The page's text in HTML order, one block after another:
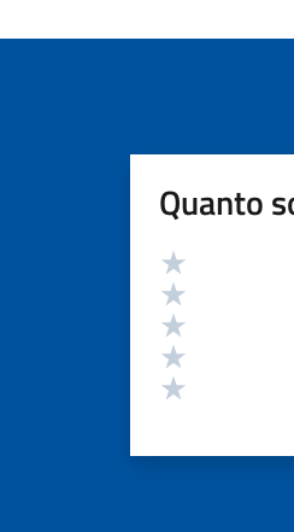
Quanto
Valutazione